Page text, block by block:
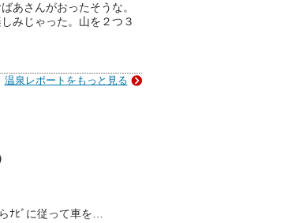
あさんがおったそうな。
みじゃった。山を２つ３
温泉レポートをもっと見る